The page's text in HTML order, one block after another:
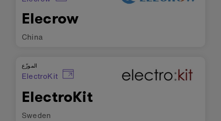
Elecrow
China
الموزّع
ElectroKit
ElectroKit
Sweden